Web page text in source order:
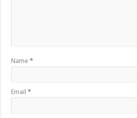
Name*
Email*